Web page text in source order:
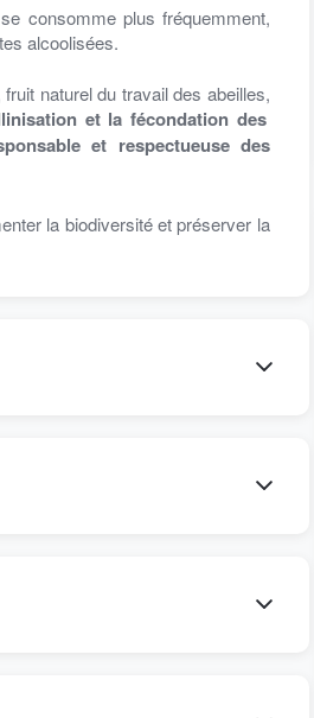
consomme plus fréquemment,
alcoolisées.
naturel du travail des abeilles,
et la fécondation des
et respectueuse des
la biodiversité et préserver la